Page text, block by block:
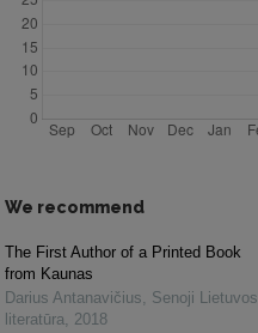
We recommend
The First Author of a Printed Book
from Kaunas
Darius Antanavičius
Senoji Lietuvos
literatūra
2018